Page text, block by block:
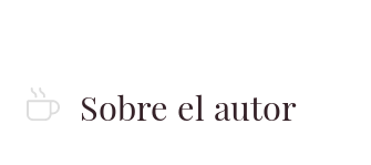
Sobre el autor